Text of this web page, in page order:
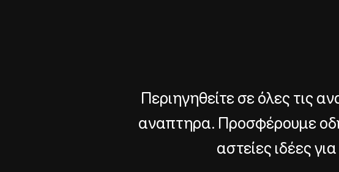
Περιηγηθείτε σε όλες τις
αναπτηρα. Προσφέρουμε
αστείες ιδέες